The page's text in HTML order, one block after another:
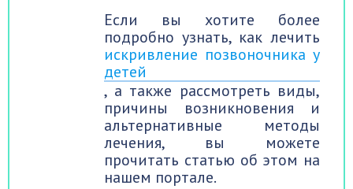
Если вы хотите более
подробно узнать, как лечить
искривление позвоночника у
детей
, а также рассмотреть виды,
причины возникновения и
альтернативные методы
лечения, вы можете
прочитать статью об этом на
нашем портале.